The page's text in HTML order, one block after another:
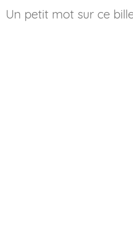
Un petit mot sur ce